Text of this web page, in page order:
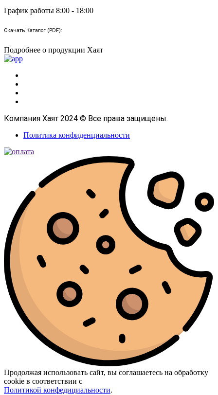
График работы 8:00 - 18:00
Скачать Каталог (PDF):
Подробнее о продукции Хаят
Компания Хаят 2024 © Все права защищены.
Политика конфиденциальности
Продолжая использовать сайт, вы соглашаетесь на обработку
cookie в соответствии с
Политикой конфедициальности.